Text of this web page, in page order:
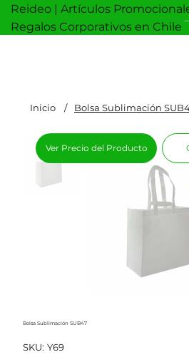
Reideo | Artículos
Regalos Corporativos en Chile
Inicio / Bolsa Sublimación
Bolsa Sublimación SUB47
SKU: SKU
Y69
Y69
Ver Precio del Producto